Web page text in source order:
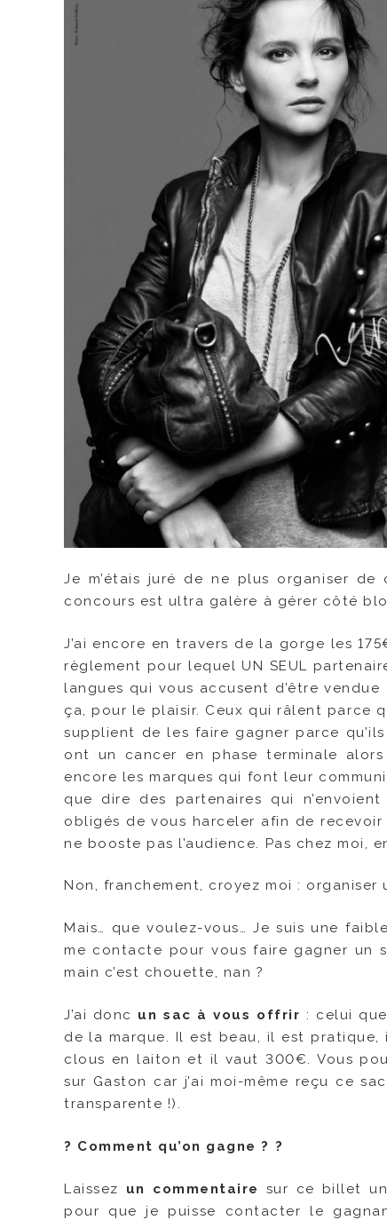
Je m’étais juré de ne plus organiser
concours est ultra galère à gérer côté
J’ai encore en travers de la gorge les
règlement pour lequel UN SEUL
langues qui vous accusent d’être
ça, pour le plaisir. Ceux qui râlent parce
supplient de les faire gagner parce
ont un cancer en phase terminale
encore les marques qui font leur
que dire des partenaires qui
obligés de vous harceler afin de
ne booste pas l’audience. Pas chez moi,
Non, franchement, croyez moi :
Mais… que voulez-vous… Je suis une
me contacte pour vous faire gagner un
main c’est chouette, nan ?
J’ai donc un sac à vous offrir : celui
de la marque. Il est beau, il est
clous en laiton et il vaut 300€. Vous
sur Gaston car j’ai moi-même reçu ce
transparente !).
? Comment qu’on gagne ? ?
Laissez un commentaire
sur ce billet
pour que je puisse contacter le